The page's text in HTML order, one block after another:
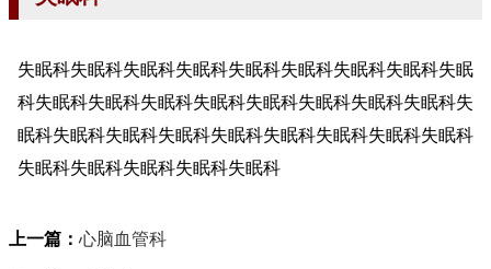
失眠科失眠科失眠科失眠科失眠科失眠科失眠科失眠科失眠
科失眠科失眠科失眠科失眠科失眠科失眠科失眠科失眠科失
眠科失眠科失眠科失眠科失眠科失眠科失眠科失眠科失眠科
失眠科失眠科失眠科失眠科失眠科
上一篇： 心脑血管科